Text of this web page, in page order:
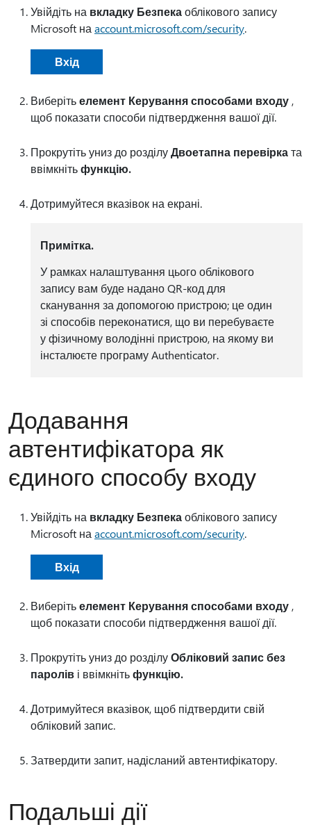
Увійдіть на вкладку Безпекаоблікового запису
Microsoft на account.microsoft.com/security.
Вхід
Виберітьелемент Керування способами входу ,
щоб показати способи підтвердження вашої дії.
Прокрутіть униз до розділуДвоетапна перевірката
ввімкнітьфункцію.
Дотримуйтеся вказівок на екрані.
Примітка.
У рамках налаштування цього облікового
запису вам буде надано QR-код для
сканування за допомогою пристрою; це один
зі способів переконатися, що ви перебуваєте
у фізичному володінні пристрою, на якому ви
інсталюєте програму Authenticator.
Додавання
автентифікатора як
єдиного способу входу
Увійдіть на вкладку Безпекаоблікового запису
Microsoft на account.microsoft.com/security.
Вхід
Виберітьелемент Керування способами входу ,
щоб показати способи підтвердження вашої дії.
Прокрутіть униз до розділуОбліковий запис без
паролів і ввімкнітьфункцію.
Дотримуйтеся вказівок, щоб підтвердити свій
обліковий запис.
Затвердити запит, надісланий автентифікатору.
Подальші дії